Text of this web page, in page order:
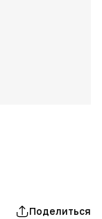
Поделиться